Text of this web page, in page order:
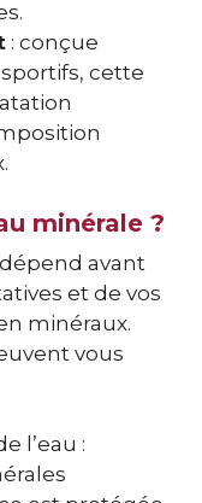
: conçue
cette
minérale ?
avant
et de vos
minéraux.
vous
l’eau :